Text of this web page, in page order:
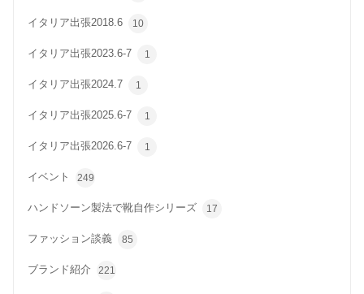
イタリア出張2018.6 10
イタリア出張2023.6-7 1
イタリア出張2024.7 1
イタリア出張2025.6-7 1
イタリア出張2026.6-7 1
イベント 249
ハンドソーン製法で靴自作シリーズ 17
ファッション談義 85
ブランド紹介 221